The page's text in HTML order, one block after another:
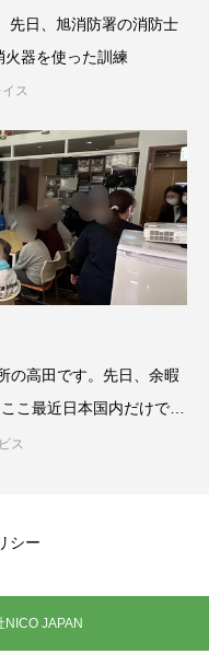
先日、旭消防署の消防士
器を使った訓練
コプレイス
の高田です。先日、余暇
こ最近日本国内だけでは
コサービス
シー
JAPAN